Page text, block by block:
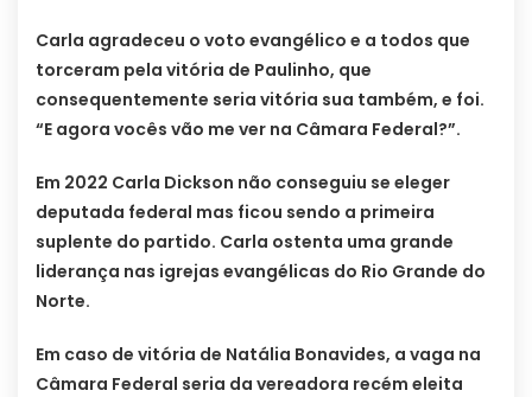
Carla agradeceu o voto evangélico e a todos que
torceram pela vitória de Paulinho, que
consequentemente seria vitória sua também, e foi.
“E agora vocês vão me ver na Câmara Federal?”.
Em 2022 Carla Dickson não conseguiu se eleger
deputada federal mas ficou sendo a primeira
suplente do partido. Carla ostenta uma grande
liderança nas igrejas evangélicas do Rio Grande do
Norte.
Em caso de vitória de Natália Bonavides, a vaga na
Câmara Federal seria da vereadora recém eleita